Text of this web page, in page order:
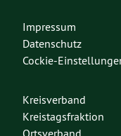
Impressum
Datenschutz
Cockie-
Kreisverband
Kreistagsfraktion